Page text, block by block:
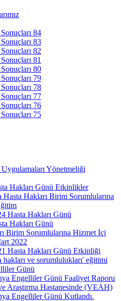
84
83
82
81
80
79
78
77
76
75
Yönetmeliği
Hakları Günü Etkinlikler
Hasta Hakları Birim Sorumlularına
Hasta Hakları Günü
Hakları Günü
Birim Sorumlularına Hizmet İçi
2022
Hasta Hakları Günü Etkinliği
hakları ve sorumlulukları' eğitimi
Günü
Engelliler Günü Faaliyet Raporu
Araştırma Hastanesinde (VEAH)
Engelliler Günü Kutlandı.